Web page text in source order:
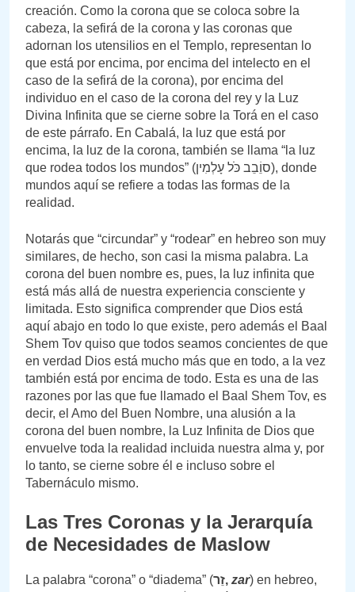
creación. Como la corona que se coloca sobre la
cabeza, la sefirá de la corona y las coronas que
adornan los utensilios en el Templo, representan lo
que está por encima, por encima del intelecto en el
caso de la sefirá de la corona), por encima del
individuo en el caso de la corona del rey y la Luz
Divina Infinita que se cierne sobre la Torá en el caso
de este párrafo. En Cabalá, la luz que está por
encima, la luz de la corona, también se llama “la luz
que rodea todos los mundos” (סוֵֹבֵב כֹֹּל עָלְמִין), donde
mundos aquí se refiere a todas las formas de la
realidad.
Notarás que “circundar” y “rodear” en hebreo son muy
similares, de hecho, son casi la misma palabra. La
corona del buen nombre es, pues, la luz infinita que
está más allá de nuestra experiencia consciente y
limitada. Esto significa comprender que Dios está
aquí abajo en todo lo que existe, pero además el Baal
Shem Tov quiso que todos seamos concientes de que
en verdad Dios está mucho más que en todo, a la vez
también está por encima de todo. Esta es una de las
razones por las que fue llamado el Baal Shem Tov, es
decir, el Amo del Buen Nombre, una alusión a la
corona del buen nombre, la Luz Infinita de Dios que
envuelve toda la realidad incluida nuestra alma y, por
lo tanto, se cierne sobre él e incluso sobre el
Tabernáculo mismo.
Las Tres Coronas y la Jerarquía
de Necesidades de Maslow
La palabra “corona” o “diadema” ( זֵר, zar) en hebreo,